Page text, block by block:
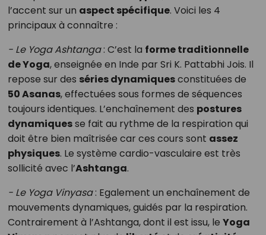
l’accent sur un aspect spécifique. Voici les 4
principaux à connaître :
- Le Yoga Ashtanga: C’est la forme traditionnelle
de Yoga, enseignée en Inde par Sri K. Pattabhi Jois. Il
repose sur des séries dynamiquesconstituées de
50 Asanas, effectuées sous formes de séquences
toujours identiques. L’enchaînement des postures
dynamiquesse fait au rythme de la respiration qui
doit être bien maîtrisée car ces cours sont assez
physiques. Le système cardio-vasculaire est très
sollicité avec l’Ashtanga.
- Le Yoga Vinyasa: Egalement un enchaînement de
mouvements dynamiques, guidés par la respiration.
Contrairement à l’Ashtanga, dont il est issu, le Yoga